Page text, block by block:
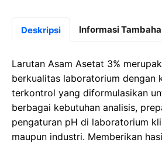
c
b
o
o
k
st
d
o
n
at
s
A
p
p
e
gr
a
m
Deskripsi Informasi
Larutan Asam Asetat 3%
berkualitas laboratorium dengan
terkontrol yang diformulasikan
berbagai kebutuhan analisis,
pengaturan pH di laboratorium
maupun industri. Memberikan